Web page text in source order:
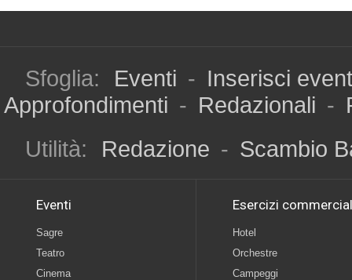
Sfoglia: Eventi - Inserisci
Approfondimenti - Redazionali -
Utilità:
Redazione - Scambio
Eventi
Sagre
Teatro
Cinema
Esercizi
Hotel
Orchestre
Campeggi